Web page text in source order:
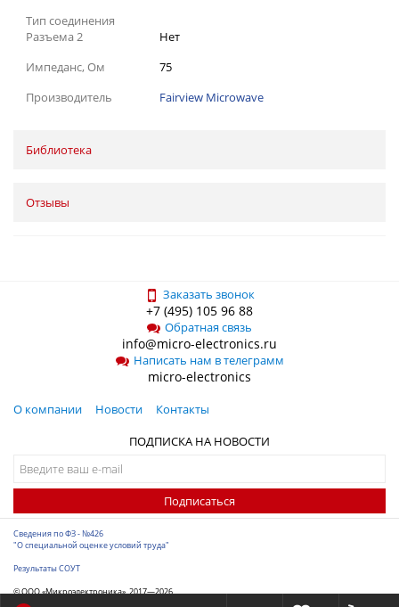
Тип соединения
Разъема 2
Нет
Импеданс, Ом
75
Производитель
Fairview Microwave
Библиотека
Отзывы
Заказать звонок
+7 (495) 105 96 88
Обратная связь
info@micro-electronics.ru
Написать нам в телеграмм
micro-electronics
О компании Новости
Контакты
ПОДПИСКА НА НОВОСТИ
Подписаться
Сведения по ФЗ - №426
"О специальной оценке условий труда"
Результаты СОУТ
© ООО «Микроэлектроника», 2017—2026
Разработка сайта